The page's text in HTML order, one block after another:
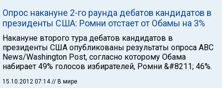
Опрос накануне 2-го раунда дебатов кандидатов в
президенты США: Ромни отстает от Обамы на 3%
Накануне второго тура дебатов кандидатов в
президенты США опубликованы результаты опроса ABC
News/Washington Post, согласно которому Обама
набирает 49% голосов избирателей, Ромни &#8211; 46%.
15.10.2012 07:14 // В мире